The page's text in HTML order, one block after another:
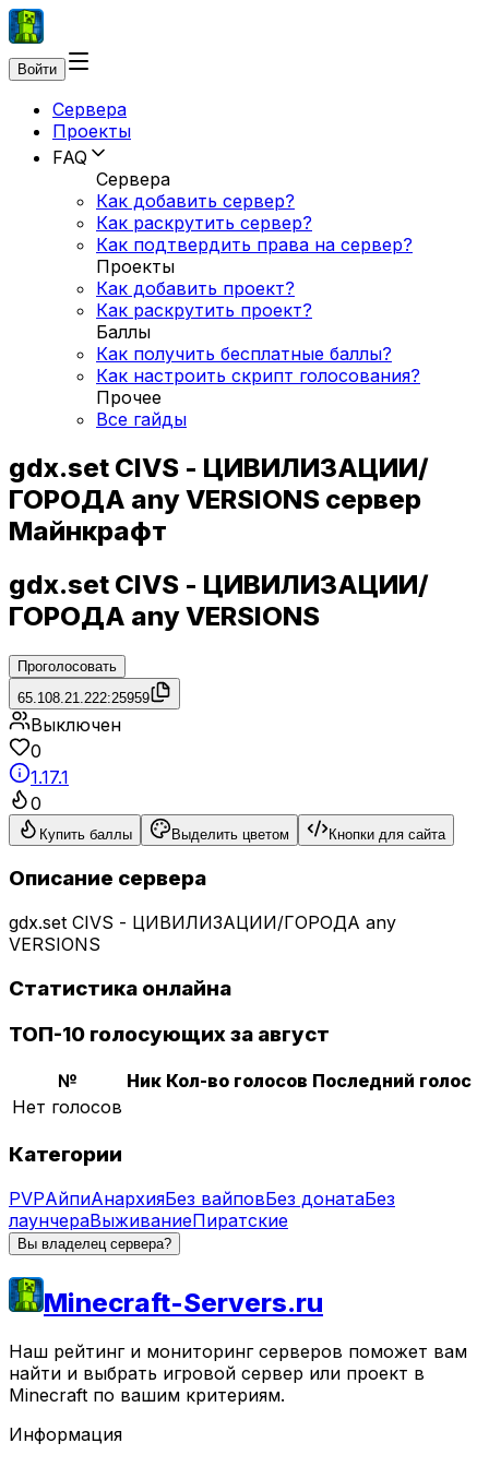
Войти
Сервера
Проекты
FAQ
Сервера
Как добавить сервер?
Как раскрутить сервер?
Как подтвердить права на сервер?
Проекты
Как добавить проект?
Как раскрутить проект?
Баллы
Как получить бесплатные баллы?
Как настроить скрипт голосования?
Прочее
Все гайды
gdx.set CIVS - ЦИВИЛИЗАЦИИ/
ГОРОДА any VERSIONS сервер
Майнкрафт
gdx.set CIVS - ЦИВИЛИЗАЦИИ/
ГОРОДА any VERSIONS
Проголосовать
65.108.21.222:25959
Выключен
0
1.17.1
0
Купить баллы Выделить цветом Кнопки для сайта
Описание сервера
gdx.set CIVS - ЦИВИЛИЗАЦИИ/ГОРОДА any
VERSIONS
Статистика онлайна
ТОП-10 голосующих за август
№ Ник Кол-во голосов Последний голос
Нет голосов
Категории
PVPАйпиАнархияБез вайповБез донатаБез
лаунчераВыживаниеПиратские
Вы владелец сервера?
Minecraft-Servers.ru
Наш рейтинг и мониторинг серверов поможет вам
найти и выбрать игровой сервер или проект в
Minecraft по вашим критериям.
Информация